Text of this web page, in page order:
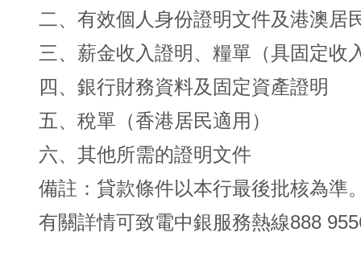
二、有效個人身份證明文件及港澳居
三、薪金收入證明、糧單（具固定收
四、銀行財務資料及固定資產證明
五、稅單（香港居民適用）
六、其他所需的證明文件
備註：貸款條件以本行最後批核為準
有關詳情可致電中銀服務熱線888